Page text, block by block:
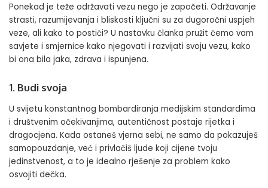
Ponekad je teže održavati vezu nego je započeti. Održavanje
strasti, razumijevanja i bliskosti ključni su za dugoročni uspjeh
veze, ali kako to postići? U nastavku članka pružit ćemo vam
savjete i smjernice kako njegovati i razvijati svoju vezu, kako
bi ona bila jaka, zdrava i ispunjena.
1. Budi svoja
U svijetu konstantnog bombardiranja medijskim standardima
i društvenim očekivanjima, autentičnost postaje rijetka i
dragocjena. Kada ostaneš vjerna sebi, ne samo da pokazuješ
samopouzdanje, već i privlačiš ljude koji cijene tvoju
jedinstvenost, a to je idealno rješenje za problem kako
osvojiti dečka.